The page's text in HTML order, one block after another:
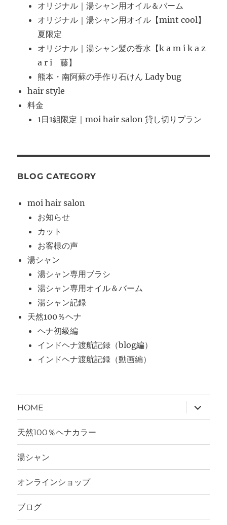
オリジナル｜湯シャン用オイル＆バーム
オリジナル｜湯シャン用オイル【mint cool】
夏限定
オリジナル｜湯シャン髪の香水【k a m i k a z
a r i 藤】
熊本・南阿蘇の手作り石けん Lady bug
hair style
料金
1日1組限定｜moi hair salon 貸し切りプラン
BLOG CATEGORY
moi hair salon
お知らせ
カット
お客様の声
湯シャン
湯シャン専用ブラシ
湯シャン専用オイル＆バーム
湯シャン記録
天然100％ヘナ
ヘナ初級編
インドヘナ渡航記録（blog編）
インドヘナ渡航記録（動画編）
HOME
ブ
メ
ー
開
天然100％ヘナカラー
湯シャン
オンラインショップ
ブログ